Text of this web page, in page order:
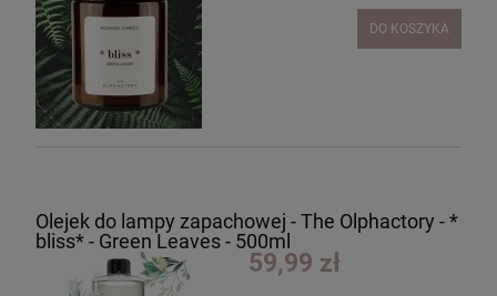
DO KOSZYKA
Olejek do lampy zapachowej - The Olphactory - *
bliss* - Green Leaves - 500ml
59,99 zł